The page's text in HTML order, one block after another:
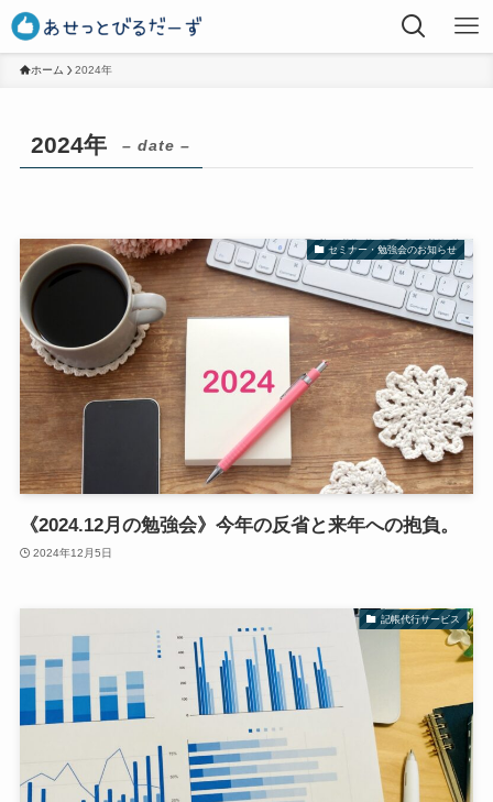
ホーム 2024年
2024年 – date –
セミナー・勉強会のお知らせ
《2024.12月の勉強会》今年の反省と来年への抱負。
2024年12月5日
記帳代行サービス